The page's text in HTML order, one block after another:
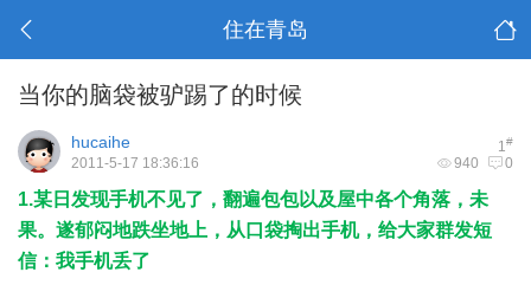
住在青岛
当你的脑袋被驴踢了的时候
1#
hucaihe
940 0
2011-5-17 18:36:16
1.某日发现手机不见了，翻遍包包以及屋中各个角落，未
果。遂郁闷地跌坐地上，从口袋掏出手机，给大家群发短
信：我手机丢了